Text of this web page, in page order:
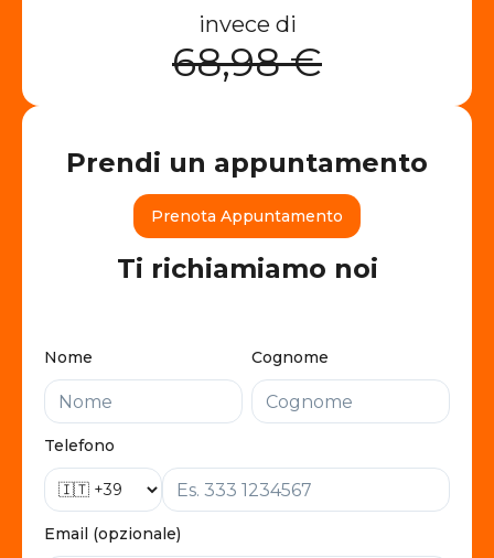
invece di
68,98 €
Prendi un appuntamento
Prenota Appuntamento
Ti richiamiamo noi
Nome Cognome
Telefono
Email (opzionale)